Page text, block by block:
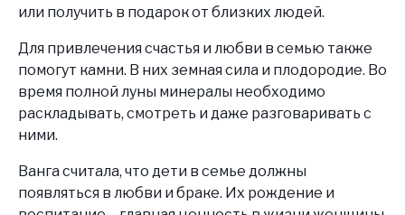
или получить в подарок от близких людей.
Для привлечения счастья и любви в семью также
помогут камни. В них земная сила и плодородие. Во
время полной луны минералы необходимо
раскладывать, смотреть и даже разговаривать с
ними.
Ванга считала, что дети в семье должны
появляться в любви и браке. Их рождение и